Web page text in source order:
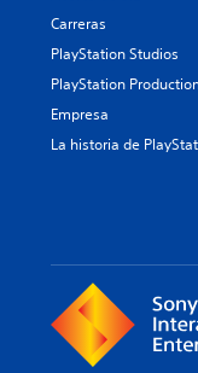
Carreras
PlayStation Studios
PlayStation
Empresa
La historia de